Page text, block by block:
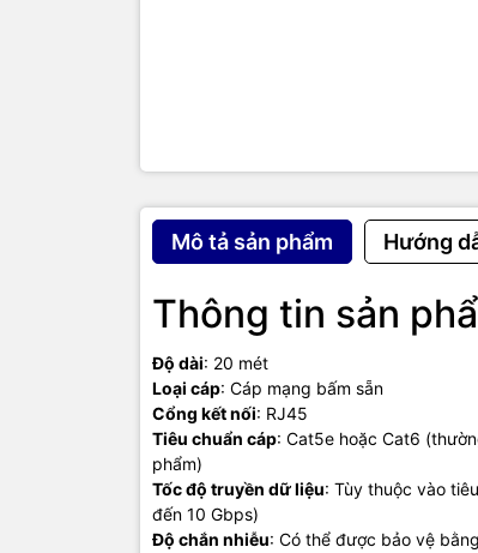
Mô tả sản phẩm Hướng
Thông tin sản
Độ dài: 20 mét
Loại cáp: Cáp mạng bấm sẵn
Cổng kết nối: RJ45
Tiêu chuẩn cáp: Cat5e hoặc Cat6
phẩm)
Tốc độ truyền dữ liệu: Tùy thuộc vào
đến 10 Gbps)
Độ chắn nhiễu: Có thể được bảo vệ
tốt
Độ